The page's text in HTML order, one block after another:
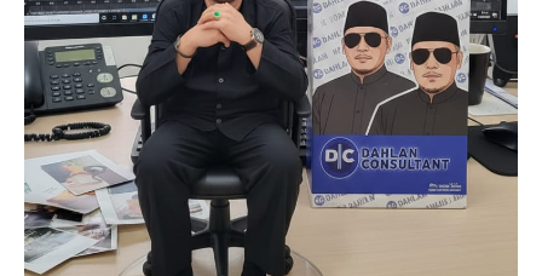
SUBSCRIBE NOW
Company
About
Contact